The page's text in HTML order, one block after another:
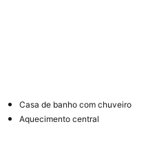
Casa de banho com chuveiro
Aquecimento central